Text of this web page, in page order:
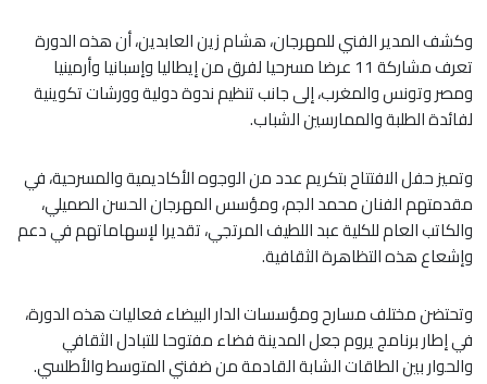
وكشف المدير الفني للمهرجان، هشام زين العابدين، أن هذه الدورة
تعرف مشاركة 11 عرضا مسرحيا لفرق من إيطاليا وإسبانيا وأرمينيا
ومصر وتونس والمغرب، إلى جانب تنظيم ندوة دولية وورشات تكوينية
لفائدة الطلبة والممارسين الشباب.
وتميز حفل الافتتاح بتكريم عدد من الوجوه الأكاديمية والمسرحية، في
مقدمتهم الفنان محمد الجم، ومؤسس المهرجان الحسن الصميلي،
والكاتب العام للكلية عبد اللطيف المرتجي، تقديرا لإسهاماتهم في دعم
وإشعاع هذه التظاهرة الثقافية.
وتحتضن مختلف مسارح ومؤسسات الدار البيضاء فعاليات هذه الدورة،
في إطار برنامج يروم جعل المدينة فضاء مفتوحا للتبادل الثقافي
والحوار بين الطاقات الشابة القادمة من ضفتي المتوسط والأطلسي.